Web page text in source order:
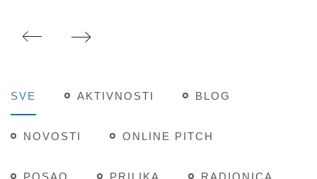
SVE AKTIVNOSTI BLOG
NOVOSTI ONLINE PITCH
POSAO PRILIKA RADIONICA